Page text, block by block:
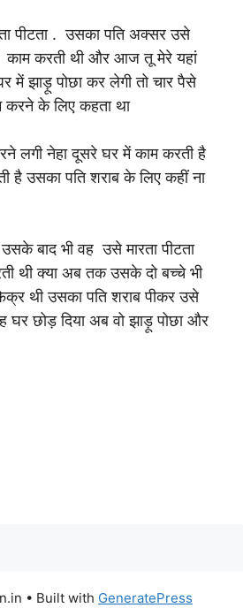
पीटता . उसका पति अक्सर उसे
काम करती थी और आज तू मेरे यहां
में झाड़ू पोछा कर लेगी तो चार पैसे
करने के लिए कहता था
लगी नेहा दूसरे घर में काम करती है
उसका पति शराब के लिए कहीं ना
बाद भी वह उसे मारता पीटता
थी क्या अब तक उसके दो बच्चे भी
थी उसका पति शराब पीकर उसे
छोड़ दिया अब वो झाड़ू पोछा और
• Built with GeneratePress